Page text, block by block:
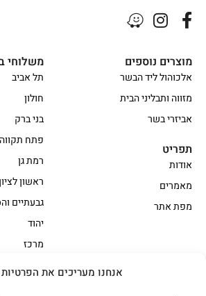
אנחנו מעריכים את
משלוחי
תל אביב
חולון
בני ברק
פתח תקווה
רמת גן
ראשון
גבעתיים
יהוד
מרכז
מוצרים נוספים
אלכוהול ליד הבשר
מזווה ותבליני הבית
אביזרי בשר
תפריט
אודות
מאמרים
מפת אתר